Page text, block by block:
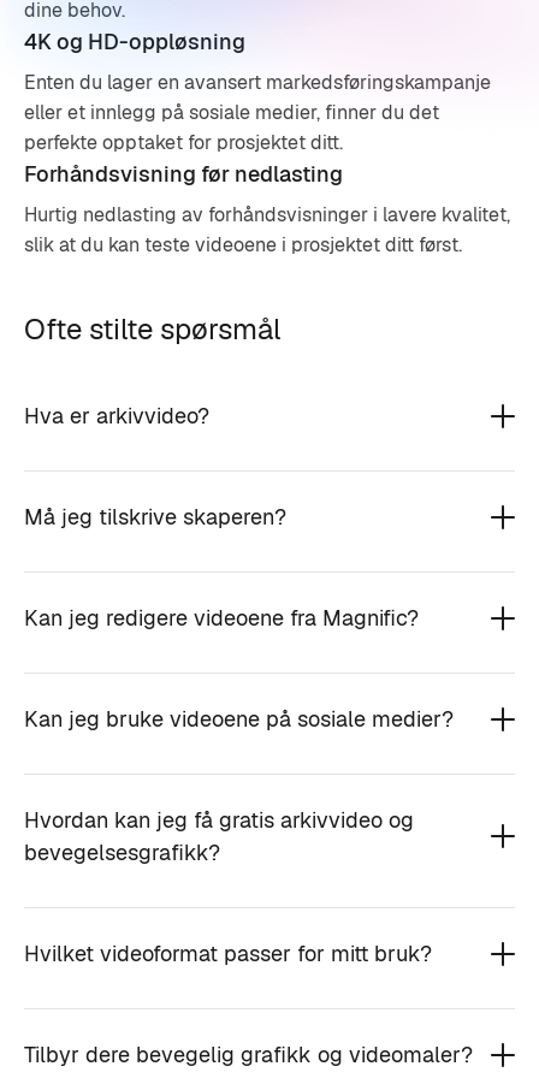
dine behov.
4K og HD-oppløsning
Enten du lager en avansert markedsføringskampanje
eller et innlegg på sosiale medier, finner du det
perfekte opptaket for prosjektet ditt.
Forhåndsvisning før nedlasting
Hurtig nedlasting av forhåndsvisninger i lavere kvalitet,
slik at du kan teste videoene i prosjektet ditt først.
Ofte stilte spørsmål
Hva er arkivvideo?
Må jeg tilskrive skaperen?
Kan jeg redigere videoene fra Magnific?
Kan jeg bruke videoene på sosiale medier?
Hvordan kan jeg få gratis arkivvideo og
bevegelsesgrafikk?
Hvilket videoformat passer for mitt bruk?
Tilbyr dere bevegelig grafikk og videomaler?